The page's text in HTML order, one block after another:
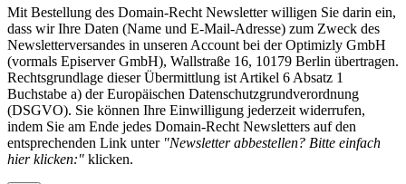
Mit Bestellung des Domain-Recht Newsletter willigen Sie darin ein,
dass wir Ihre Daten (Name und E-Mail-Adresse) zum Zweck des
Newsletterversandes in unseren Account bei der Optimizly GmbH
(vormals Episerver GmbH), Wallstraße 16, 10179 Berlin übertragen.
Rechtsgrundlage dieser Übermittlung ist Artikel 6 Absatz 1
Buchstabe a) der Europäischen Datenschutzgrundverordnung
(DSGVO). Sie können Ihre Einwilligung jederzeit widerrufen,
indem Sie am Ende jedes Domain-Recht Newsletters auf den
entsprechenden Link unter "Newsletter abbestellen? Bitte einfach
hier klicken:" klicken.